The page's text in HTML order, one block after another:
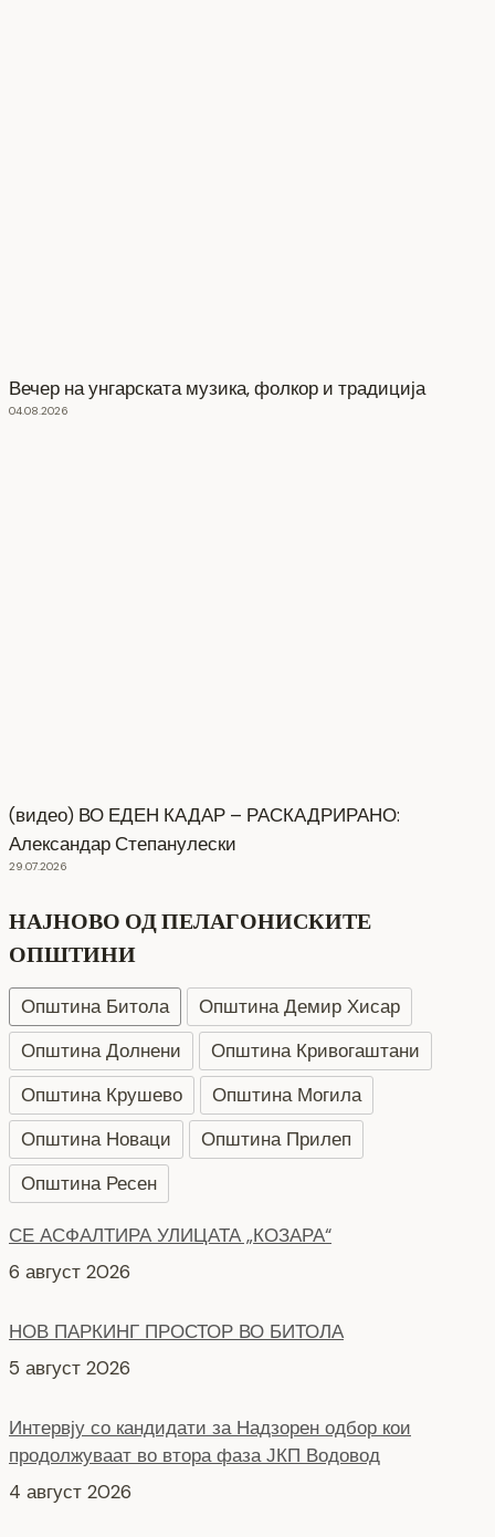
Вечер на унгарската музика, фолкор и традиција
04.08.2026
(видео) ВО ЕДЕН КАДАР – РАСКАДРИРАНО:
Александар Степанулески
29.07.2026
НАЈНОВО ОД ПЕЛАГОНИСКИТЕ
ОПШТИНИ
Општина Битола
Општина Демир Хисар
Општина Долнени
Општина Кривогаштани
Општина Крушево
Општина Могила
Општина Новаци
Општина Прилеп
Општина Ресен
НОВ ПАРКИНГ ПРОСТОР ВО БИТОЛА
5 август 2026
Интервју со кандидати за Надзорен одбор кои
продолжуваат во втора фаза ЈКП Водовод
Интервју за Надзорен одбор на кандидати кои
продолжуваат во втора фаза КЈП Нискоградба